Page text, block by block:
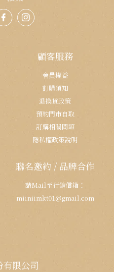
顧客服務
會員權益
訂購須知
退換貨政策
預約門市自取
訂購相關問題
隱私權政策說明
聯名邀約 / 品牌合作
請Mail至行銷信箱：
miiniimkt01@gmail.com
有限公司